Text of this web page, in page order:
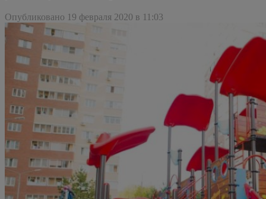
Опубликовано 19 февраля 2020 в 11:03